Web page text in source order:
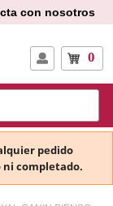
con nosotros
0
pedido
ni completado.